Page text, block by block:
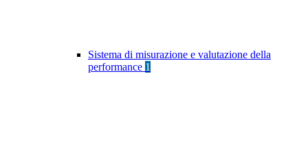
Sistema di misurazione e valutazione della
performance 1